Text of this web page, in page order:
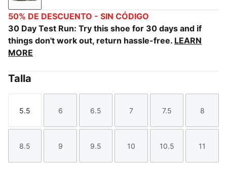
50% DE DESCUENTO - SIN CÓDIGO
30 Day Test Run: Try this shoe for 30 days and if
things don't work out, return hassle-free. LEARN
MORE
Talla
Talla
5.5
Talla
6
Talla
6.5
Talla
7
Talla
7.5
Talla
8
Talla
8.5
Talla
9
Talla
9.5
Talla
10
Talla
10.5
Talla
11